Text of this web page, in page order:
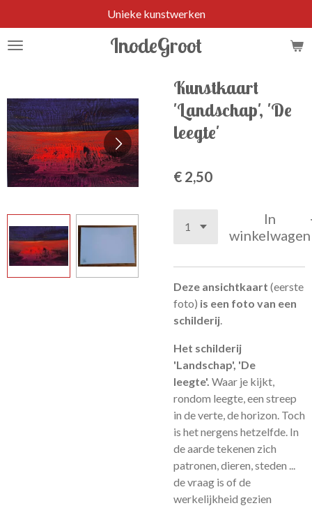
direct
naar
InodeGroot
Unieke kunstwerken
Kunstkaart
'Landschap', 'De
leegte'
€ 2,50
In
winkelwagen
Deze ansichtkaart (eerste
foto) is een foto van een
schilderij.
Het schilderij
'Landschap', 'De
leegte'. Waar je kijkt,
rondom leegte, een streep
in de verte, de horizon. Toch
is het nergens hetzelfde. In
de aarde tekenen zich
patronen, dieren, steden ...
de vraag is of de
werkelijkheid gezien